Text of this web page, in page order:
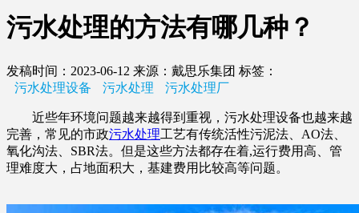
污水处理的方法有哪几种？
发稿时间：2023-06-12 来源：戴思乐集团 标签：
污水处理设备
污水处理 污水处理厂
近些年环境问题越来越得到重视，污水处理设备也越来越
完善，常见的市政污水处理工艺有传统活性污泥法、AO法、
氧化沟法、SBR法。但是这些方法都存在着,运行费用高、管
理难度大，占地面积大，基建费用比较高等问题。